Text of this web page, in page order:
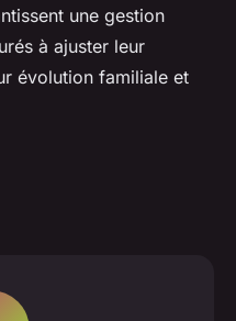
une gestion
à ajuster leur
évolution familiale et